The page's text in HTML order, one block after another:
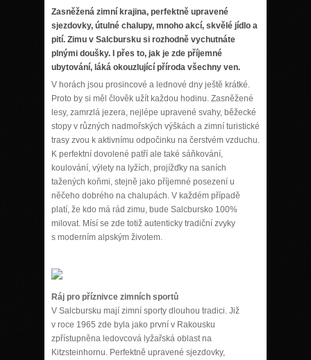
Zasněžená zimní krajina, perfektně upravené
sjezdovky, útulné chalupy, mnoho akcí, skvělé jídlo a
pití. Zimu v Salcbursku si rozhodně vychutnáte
plnými doušky. I přes to, jak je zde příjemné
ubytování, láká okouzlující příroda všechny ven.
V horách jsou prosincové a lednové dny ještě krátké.
Proto by si měl člověk užít každou hodinu. Zasněžené
lesy, zamrzlá jezera, nejlépe upravené svahy, běžecké
stopy v různých nadmořských výškách a zimní turistické
trasy zvou k aktivnímu odpočinku na čerstvém vzduchu.
K perfektní dovolené patří ale také sáňkování,
koulování, výlety na lyžích, projížďky na saních
tažených koňmi, stejně jako příjemné posezení u
něčeho dobrého na chalupách. V každém případě
platí, že kdo má rád zimu, bude Salcbursko 100%
milovat. Mísí se zde totiž autenticky tradiční zvyky
s moderním alpským životem.
Ráj pro příznivce zimních sportů
V Salcbursku mají zimní sporty dlouhou tradici. Již
v roce 1965 zde byla jako první v Rakousku
zpřístupněna ledovcová lyžařská oblast na
Kitzsteinhornu. Perfektně upravené sjezdovky,